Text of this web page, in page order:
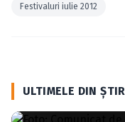
Festivaluri iulie 2012
ULTIMELE DIN